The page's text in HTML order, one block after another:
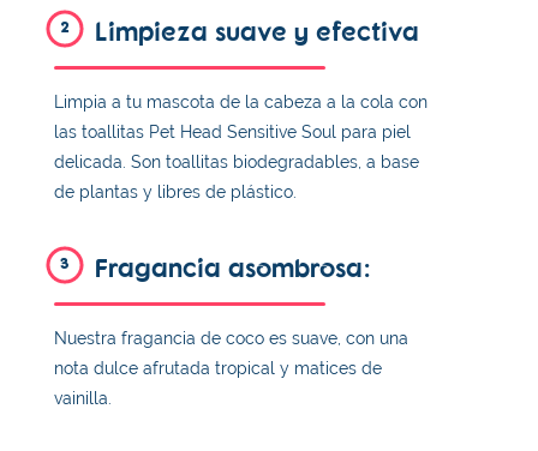
2 Limpieza suave y efectiva
Limpia a tu mascota de la cabeza a la cola con
las toallitas Pet Head Sensitive Soul para piel
delicada. Son toallitas biodegradables, a base
de plantas y libres de plástico.
3 Fragancia asombrosa:
Nuestra fragancia de coco es suave, con una
nota dulce afrutada tropical y matices de
vainilla.